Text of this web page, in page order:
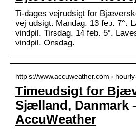
Ti-dages vejrudsigt for
vejrudsigt. Mandag. 13 feb. 7°.
vindpil. Tirsdag. 14 feb. 5°.
vindpil. Onsdag.
http s://www.accuweather.com ›
Timeudsigt for
Sjælland, Danmark
AccuWeather